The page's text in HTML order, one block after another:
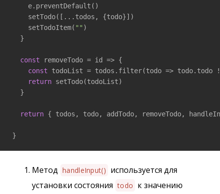
    e.preventDefault()
    setTodo([...todos, {todo}])
    setTodoItem(
"" )
  }
const removeTodo = id => {
const todoList = todos.filter(todo => todo.todo
return setTodo(todoList)
  }
return { todos, todo, addTodo, removeTodo,
}
Метод handleInput() используется для
установки состояния todo к значению